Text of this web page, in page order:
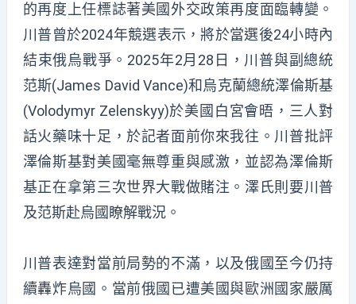
的再度上任標誌著美國外交政策再度面臨轉變。
川普曾於2024年競選表示，將於當選後24小時內
結束俄烏戰爭。2025年2月28日，川普與副總統
范斯(James David Vance)和烏克蘭總統澤倫斯基
(Volodymyr Zelenskyy)於美國白宮會晤，三人對
話火藥味十足，於記者面前你來我往。川普批評
澤倫斯基對美國毫無尊重與感激，並認為澤倫斯
基正在拿第三次世界大戰做賭注。澤氏則要川普
及范斯赴烏國瞭解戰況。
川普表達對當前局勢的不滿，以及俄國至今仍持
續轟炸烏國。當前俄國已遭美國與歐洲國家嚴厲